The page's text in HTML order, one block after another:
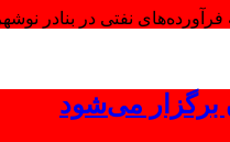
نفتی در بنادر
برگزار می‌شود